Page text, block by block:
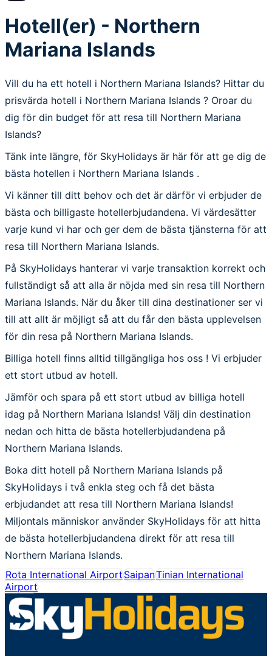
Hotell(er) - Northern
Mariana Islands
Vill du ha ett hotell i Northern Mariana Islands? Hittar du
prisvärda hotell i Northern Mariana Islands ? Oroar du
dig för din budget för att resa till Northern Mariana
Islands?
Tänk inte längre, för SkyHolidays är här för att ge dig de
bästa hotellen i Northern Mariana Islands .
Vi känner till ditt behov och det är därför vi erbjuder de
bästa och billigaste hotellerbjudandena. Vi värdesätter
varje kund vi har och ger dem de bästa tjänsterna för att
resa till Northern Mariana Islands.
På SkyHolidays hanterar vi varje transaktion korrekt och
fullständigt så att alla är nöjda med sin resa till Northern
Mariana Islands. När du åker till dina destinationer ser vi
till att allt är möjligt så att du får den bästa upplevelsen
för din resa på Northern Mariana Islands.
Billiga hotell finns alltid tillgängliga hos oss ! Vi erbjuder
ett stort utbud av hotell.
Jämför och spara på ett stort utbud av billiga hotell
idag på Northern Mariana Islands! Välj din destination
nedan och hitta de bästa hotellerbjudandena på
Northern Mariana Islands.
Boka ditt hotell på Northern Mariana Islands på
SkyHolidays i två enkla steg och få det bästa
erbjudandet att resa till Northern Mariana Islands!
Miljontals människor använder SkyHolidays för att hitta
de bästa hotellerbjudandena direkt för att resa till
Northern Mariana Islands.
Rota International AirportSaipanTinian International
Airport